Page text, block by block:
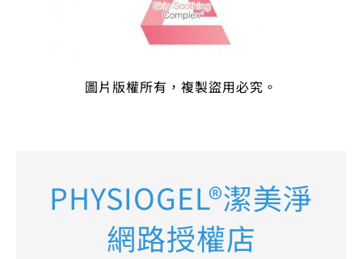
圖片版權所有，複製盜用必究。
PHYSIOGEL®潔美淨
網路授權店​